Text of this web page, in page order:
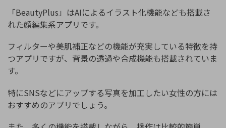
「BeautyPlus」はAIによるイラスト化機能なども搭載さ
れた顔編集系アプリです。
フィルターや美肌補正などの機能が充実している特徴を持
つアプリですが、背景の透過や合成機能も搭載されていま
す。
特にSNSなどにアップする写真を加工したい女性の方には
おすすめのアプリでしょう。